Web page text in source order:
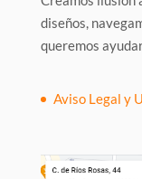
diseños,
queremos
Aviso Legal y